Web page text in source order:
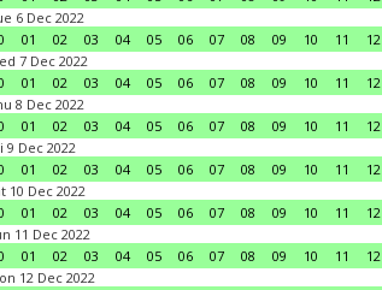
6 Dec 2022
01 02 03 04 05 06 07 08 09 10 11 12
7 Dec 2022
01 02 03 04 05 06 07 08 09 10 11 12
8 Dec 2022
01 02 03 04 05 06 07 08 09 10 11 12
9 Dec 2022
01 02 03 04 05 06 07 08 09 10 11 12
10 Dec 2022
01 02 03 04 05 06 07 08 09 10 11 12
11 Dec 2022
01 02 03 04 05 06 07 08 09 10 11 12
12 Dec 2022